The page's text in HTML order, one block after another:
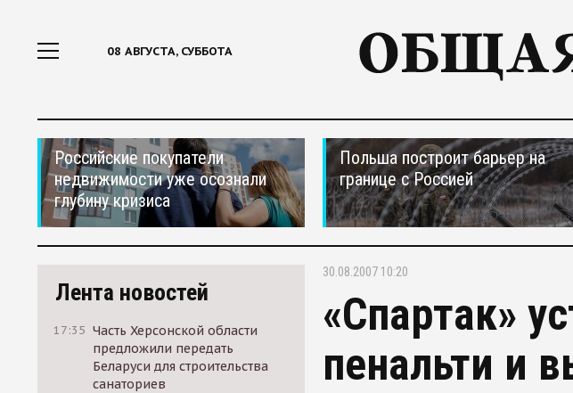
08 АВГУСТА, СУББОТА
Российские покупатели
недвижимости уже осознали
глубину кризиса
Польша построит барьер на
границе с Россией
Лента новостей
17:35 Часть Херсонской области
предложили передать
Беларуси для строительства
санаториев
30.08.2007 10:20
«Спартак»
пенальти и